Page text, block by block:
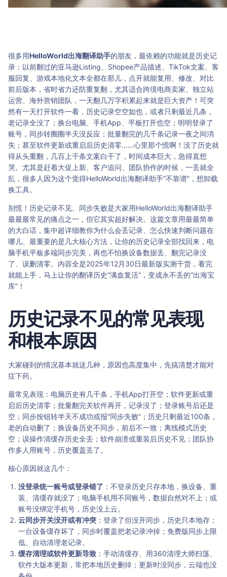
很多用HelloWorld出海翻译助手的朋友，最依赖的功能就是历史记
录：以前翻过的亚马逊Listing、Shopee产品描述、TikTok文案、客
服回复、游戏本地化文本全都在那儿，点开就能复用、修改、对比
前后版本，省时省力还防重复翻，尤其适合跨境电商卖家、独立站
运营、海外营销团队，一天翻几万字积累起来就是巨大资产！可突
然有一天打开软件一看，历史记录空空如也，或者只剩最近几条，
老记录全没了；换台电脑、手机App、平板打开也空；明明登录了
账号，同步转圈圈半天没反应；批量翻完的几千条记录一夜之间消
失；甚至软件更新或重启后历史清零……心里那个慌啊！没了历史就
得从头重翻，几百上千条文案白干了，时间成本巨大，急得直想
哭。尤其是赶着大促上新、客户追问、团队协作的时候，一丢就全
乱，很多人因为这个觉得HelloWorld出海翻译助手“不靠谱”，想卸载
换工具。
别慌！历史记录不见、同步失败是大家用HelloWorld出海翻译助手
最最最常见的痛点之一，但它其实超好解决。这篇文章用最最简单
的大白话，集中超详细教你为什么会丢记录、怎么快速判断问题在
哪儿、最重要的是几大核心方法，让你的历史记录全部找回来，电
脑手机平板多端同步完美，再也不怕换设备数据丢、翻完记录没
了、误删清零。内容全是2025年12月30日最新版实测干货，看完
就能上手，马上让你的翻译历史“满血复活”，变成永不丢的“出海宝
库”！
历史记录不见的常见表现
和根本原因
大家碰到的情况基本就这几种，原因也高度集中，先搞清楚才能对
症下药。
最常见表现：电脑历史有几千条，手机App打开空；软件更新或重
启后历史清零；批量翻完关软件再开，记录没了；登录账号后还是
空；同步按钮转半天不成功或报“同步失败”；历史只剩最近100条，
老的自动删了；换设备历史不同步，前后不一致；离线模式历史
空；误操作清缓存历史全丢；软件崩溃或重装后历史不见；团队协
作多人用账号，历史覆盖丢了。
核心原因就这几个：
没登录统一账号或登录错了 ：不登录历史只存本地，换设备、重
装、清缓存就没了；电脑手机用不同账号，数据自然对不上；或
账号没绑定手机号，历史没上云。
云同步开关没开或有冲突 ：登录了但没开同步，历史只本地存；
一台设备缓存坏了，同步时覆盖把老记录冲掉；免费版同步上限
低、自动清理老记录。
缓存清理或软件更新导致 ：手动清缓存、用360清理大师扫荡、
软件大版本更新，常把本地历史删掉；更新时没同步，云端也没